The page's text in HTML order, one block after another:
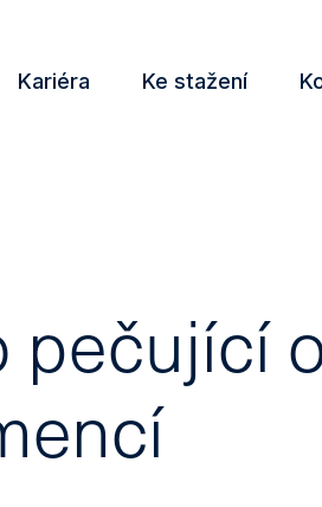
Kariéra Ke stažení
pečující